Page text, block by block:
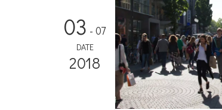
03 - 07
DATE
2018